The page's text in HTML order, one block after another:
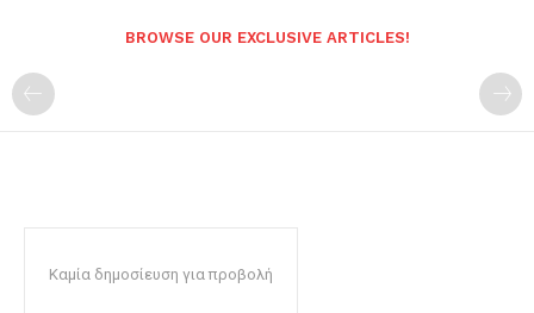
BROWSE OUR EXCLUSIVE ARTICLES!
Καμία δημοσίευση για προβολή